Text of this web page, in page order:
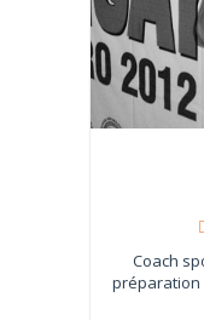
Coach
préparation